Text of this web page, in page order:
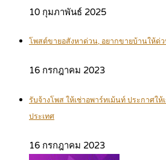
10 กุมภาพันธ์ 2025
โพสต์ขายอสังหาด่วน, อยากขายบ้านให้ด่
16 กรกฎาคม 2023
รับจ้างโพส ให้เช่าอพาร์ทเม้นท์ ประกาศใ
ประเทศ
16 กรกฎาคม 2023